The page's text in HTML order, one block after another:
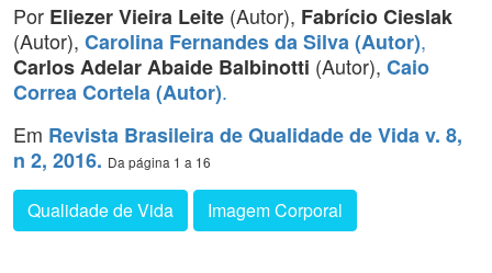
Por Eliezer Vieira Leite (Autor), Fabrício Cieslak
(Autor), Carolina Fernandes da Silva (Autor),
Carlos Adelar Abaide Balbinotti (Autor), Caio
Correa Cortela (Autor).
Em Revista Brasileira de Qualidade de Vida v. 8,
n 2, 2016. Da página 1 a 16
Qualidade de Vida Imagem Corporal